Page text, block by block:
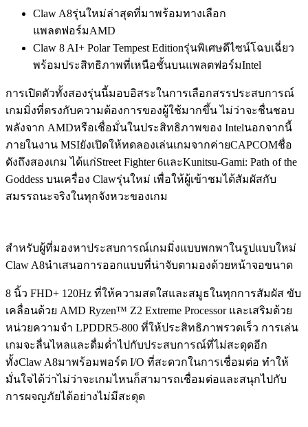
Claw A8รุ่นใหม่ล่าสุดที่มาพร้อมทางเลือก
แพลตฟอร์มAMD
Claw 8 AI+ Polar Tempest Editionรุ่นพิเศษดีไซน์โฉบเฉี่ยว
พร้อมประสิทธิภาพที่เหนือชั้นบนแพลตฟอร์มIntel
การเปิดตัวทั้งสองรุ่นนี้มอบอิสระในการเลือกสรรประสบการณ์
เกมมิ่งที่ตรงกับความต้องการของผู้ใช้มากขึ้น ไม่ว่าจะชื่นชอบ
พลังจาก AMDหรือเชื่อมั่นในประสิทธิภาพของ Intelนอกจากนี้
ภายในงาน MSIยังเปิดให้ทดลองเล่นเกมจากค่ายCAPCOMชื่อ
ดังถึงสองเกม ได้แก่Street Fighter 6และKunitsu-Gami: Path of the
Goddess บนเครื่อง Clawรุ่นใหม่ เพื่อให้ผู้เข้าชมได้สัมผัสกับ
สมรรถนะจริงในทุกจังหวะของเกม
สำหรับผู้ที่มองหาประสบการณ์เกมมิ่งแบบพกพาในรูปแบบใหม่
Claw A8นำเสนอการออกแบบที่น่าจับตามองด้วยหน้าจอขนาด
8 นิ้ว FHD+ 120Hz ที่ให้ความสดใสและสมูธในทุกการสัมผัส ขับ
เคลื่อนด้วย AMD Ryzen™ Z2 Extreme Processor และเสริมด้วย
หน่วยความจำ LPDDR5-800 ที่ให้ประสิทธิภาพรวดเร็ว การเล่น
เกมจะลื่นไหลและดื่มด่ำไปกับประสบการณ์ที่ไม่สะดุดอีก
ทั้งClaw A8มาพร้อมพอร์ต I/O ที่สะดวกในการเชื่อมต่อ ทำให้
มั่นใจได้ว่าไม่ว่าจะเกมไหนก็สามารถเชื่อมต่อและสนุกไปกับ
การผจญภัยได้อย่างไม่มีสะดุด